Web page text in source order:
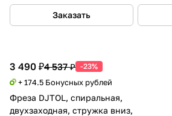
Заказать
3 490 ₽4 537 ₽ -23%
+ 174.5 Бонусных рублей
Фреза DJTOL, спиральная,
двухзаходная, стружка вниз,